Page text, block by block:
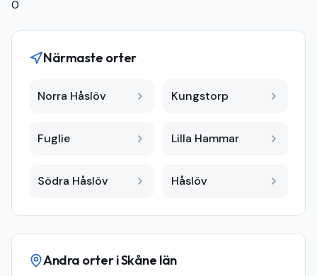
0
Närmaste orter
Norra Håslöv Kungstorp
Fuglie Lilla Hammar
Södra Håslöv Håslöv
Andra orter iSkåne län